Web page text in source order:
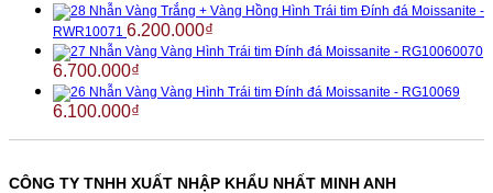
Nhẫn Vàng Trắng + Vàng Hồng Hình Trái tim Đính đá Moissanite -
RWR10071 6.200.000₫
Nhẫn Vàng Vàng Hình Trái tim Đính đá Moissanite - RG10060070
6.700.000₫
Nhẫn Vàng Vàng Hình Trái tim Đính đá Moissanite - RG10069
6.100.000₫
CÔNG TY TNHH XUẤT NHẬP KHẨU NHẤT MINH ANH